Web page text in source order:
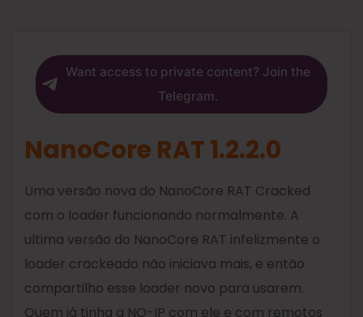
Want access to private content? Join the
Telegram.
NanoCore RAT 1.2.2.0
Uma versão nova do NanoCore RAT Cracked
com o loader funcionando normalmente. A
ultima versão do NanoCore RAT infelizmente o
loader crackeado não iniciava mais, e então
compartilho esse loader novo para usarem.
Quem já tinha a NO-IP com ele e com remotos